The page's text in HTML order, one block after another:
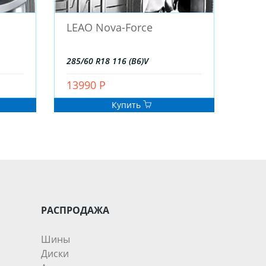
LEAO Nova-Force
285/60 R18 116 (B6)V
13990 Р
Купить
РАСПРОДАЖА
Шины
Диски